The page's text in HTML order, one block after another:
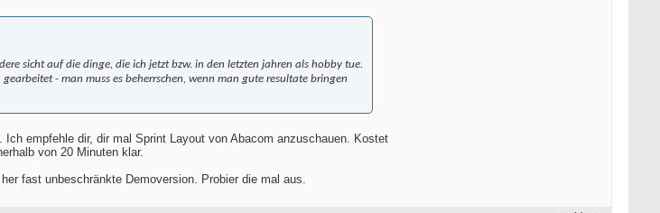
sicht auf die dinge, die ich jetzt bzw. in den letzten jahren als hobby tue.
- man muss es beherrschen, wenn man gute resultate bringen
empfehle dir, dir mal Sprint Layout von Abacom anzuschauen. Kostet
von 20 Minuten klar.
fast unbeschränkte Demoversion. Probier die mal aus.